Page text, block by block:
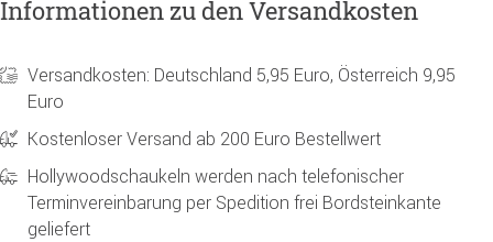
Informationen zu den Versandkosten
Versandkosten: Deutschland 5,95 Euro, Österreich 9,95
Euro
Kostenloser Versand ab 200 Euro Bestellwert
Hollywoodschaukeln werden nach telefonischer
Terminvereinbarung per Spedition frei Bordsteinkante
geliefert